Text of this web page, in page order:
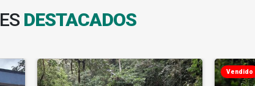
DESTACADOS
Vendido